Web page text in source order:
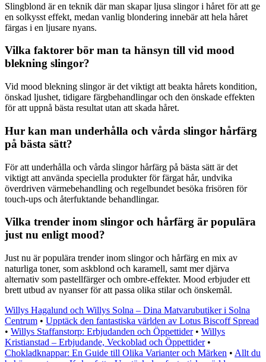
Slingblond är en teknik där man skapar ljusa slingor i håret för att ge
en solkysst effekt, medan vanlig blondering innebär att hela håret
färgas i en ljusare nyans.
Vilka faktorer bör man ta hänsyn till vid mood
blekning slingor?
Vid mood blekning slingor är det viktigt att beakta hårets kondition,
önskad ljushet, tidigare färgbehandlingar och den önskade effekten
för att uppnå bästa resultat utan att skada håret.
Hur kan man underhålla och vårda slingor hårfärg
på bästa sätt?
För att underhålla och vårda slingor hårfärg på bästa sätt är det
viktigt att använda speciella produkter för färgat hår, undvika
överdriven värmebehandling och regelbundet besöka frisören för
touch-ups och återfuktande behandlingar.
Vilka trender inom slingor och hårfärg är populära
just nu enligt mood?
Just nu är populära trender inom slingor och hårfärg en mix av
naturliga toner, som askblond och karamell, samt mer djärva
alternativ som pastellfärger och ombre-effekter. Mood erbjuder ett
brett utbud av nyanser för att passa olika stilar och önskemål.
Willys Hagalund och Willys Solna – Dina Matvarubutiker i Solna
Centrum • Upptäck den fantastiska världen av Lotus Biscoff Spread
• Willys Staffanstorp: Erbjudanden och Öppettider• Willys
Kristianstad – Erbjudande, Veckoblad och Öppettider•
Chokladknappar: En Guide till Olika Varianter och Märken • Allt du